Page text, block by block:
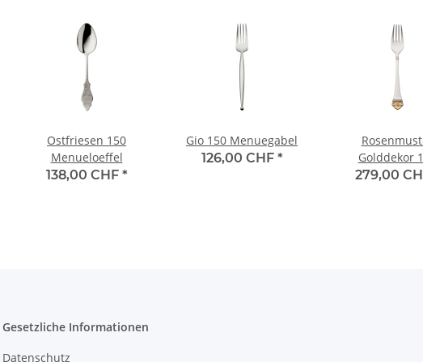
Ostfriesen 150
Menueloeffel
138,00 CHF *
Gio 150 Menuegabel
126,00 CHF *
Golddekor
279,00
Gesetzliche Informationen
Datenschutz